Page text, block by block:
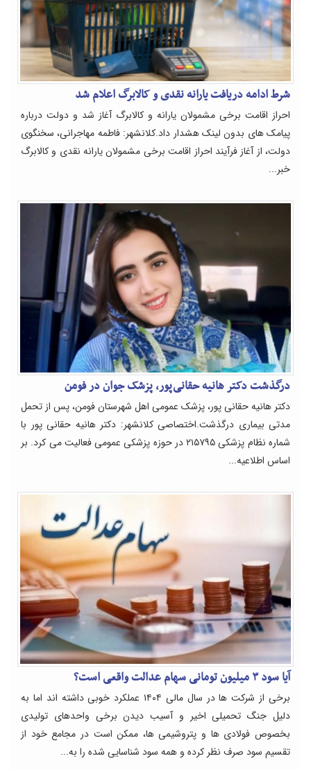
شرط ادامه دریافت یارانه نقدی و کالابرگ اعلام شد
احراز اقامت برخی مشمولان یارانه و کالابرگ آغاز شد و دولت درباره
پیامک های بدون لینک هشدار داد.کلانشهر: فاطمه مهاجرانی، سخنگوی
دولت، از آغاز فرآیند احراز اقامت برخی مشمولان یارانه نقدی و کالابرگ
خبر...
درگذشت دکتر هانیه حقانی‌پور، پزشک جوان در فومن
دکتر هانیه حقانی پور، پزشک عمومی اهل شهرستان فومن، پس از تحمل
مدتی بیماری درگذشت.اختصاصی کلانشهر: دکتر هانیه حقانی پور با
شماره نظام پزشکی ۲۱۵۷۹۵ در حوزه پزشکی عمومی فعالیت می کرد. بر
اساس اطلاعیه...
آیا سود ۳ میلیون تومانی سهام عدالت واقعی است؟
برخی از شرکت ها در سال مالی ۱۴۰۴ عملکرد خوبی داشته اند اما به
دلیل جنگ تحمیلی اخیر و آسیب دیدن برخی واحدهای تولیدی
بخصوص فولادی ها و پتروشیمی ها، ممکن است در مجامع خود از
تقسیم سود صرف نظر کرده و همه سود شناسایی شده را به...